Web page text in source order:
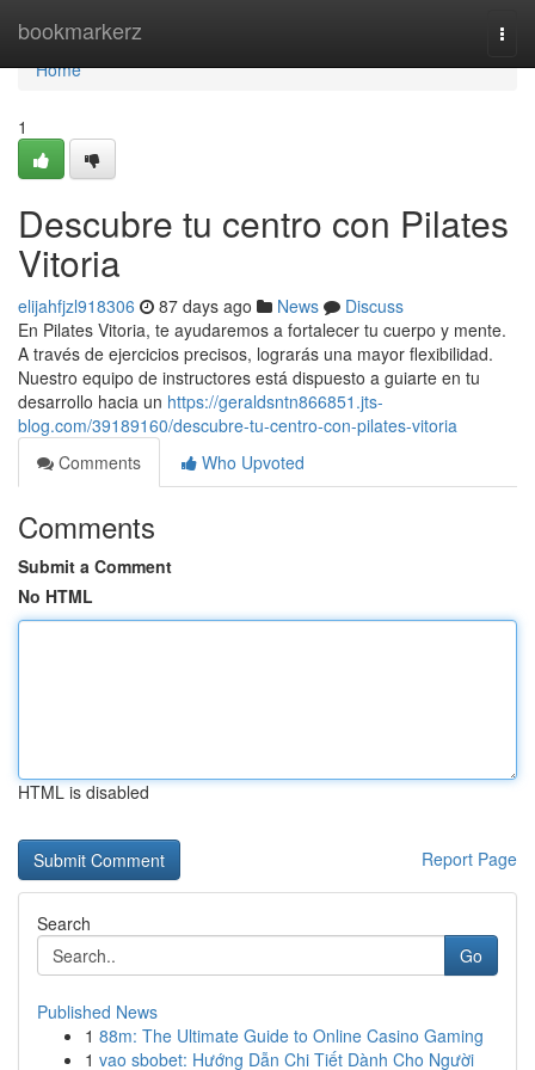
bookmarkerz
Home
Home
1
Descubre tu centro con Pilates
Vitoria
elijahfjzl918306 87 days ago News
Discuss
En Pilates Vitoria, te ayudaremos a fortalecer tu cuerpo y mente.
A través de ejercicios precisos, lograrás una mayor flexibilidad.
Nuestro equipo de instructores está dispuesto a guiarte en tu
desarrollo hacia un https://geraldsntn866851.jts-
blog.com/39189160/descubre-tu-centro-con-pilates-vitoria
Comments
Who Upvoted
Comments
Submit a Comment
No HTML
HTML is disabled
Report Page
Search
Go
Published News
1 88m: The Ultimate Guide to Online Casino Gaming
1 vao sbobet: Hướng Dẫn Chi Tiết Dành Cho Người